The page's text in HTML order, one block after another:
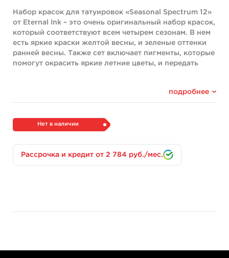
Набор красок для татуировок «Seasonal Spectrum 12»
от Eternal Ink – это очень оригинальный набор красок,
который соответствуют всем четырем сезонам. В нем
есть яркие краски желтой весны, и зеленые оттенки
ранней весны. Также сет включает пигменты, которые
помогут окрасить яркие летние цветы, и передать
Aquamarine
Old Gold
Bay Gray
Grape Leaf
Cold Steel
подробнее
Нет в наличии
Рассрочка и кредит от 2 784 руб./мес.